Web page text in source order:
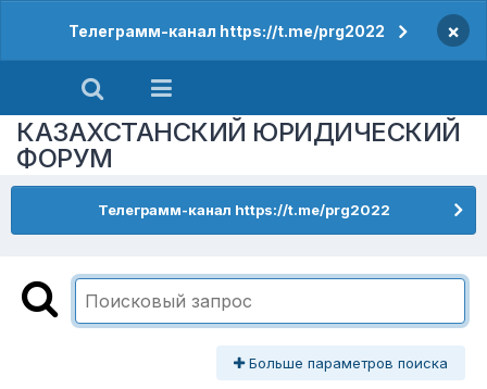
Телеграмм-канал https://t.me/prg2022 ×
КАЗАХСТАНСКИЙ ЮРИДИЧЕСКИЙ
ФОРУМ
Телеграмм-канал https://t.me/prg2022
Больше параметров поиска